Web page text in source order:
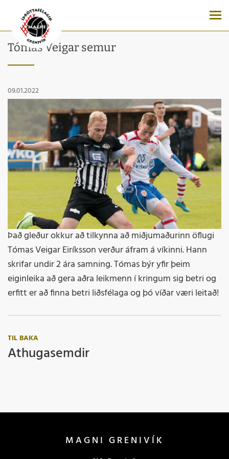
Tómas Veigar semur
09.01.2022
Það gleður okkur að tilkynna að miðjumaðurinn öflugi
Tómas Veigar Eiríksson verður áfram á víkinni. Hann
skrifar undir 2 ára samning. Tómas býr yfir þeim
eiginleika að gera aðra leikmenn í kringum sig betri og
erfitt er að finna betri liðsfélaga og þó víðar væri leitað!
TIL BAKA
Athugasemdir
MAGNI GRENIVÍK